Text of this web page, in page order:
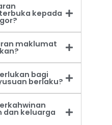
kepada
maklumat
bagi
berlaku?
dan keluarga